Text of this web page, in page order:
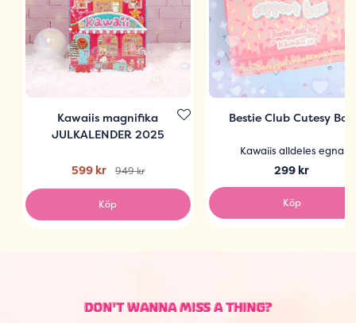
Kawaiis magnifika
JULKALENDER 2025
599 kr 949 kr
Köp
Bestie Club Cutesy Box
Kawaiis alldeles egna
299 kr
Köp
DON'T WANNA MISS A THING?